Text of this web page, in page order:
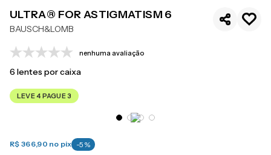
ULTRA® FOR ASTIGMATISM 6
BAUSCH&LOMB
nenhuma avaliação
6 lentes por caixa
LEVE 4 PAGUE 3
R$ 366,90 no pix -5 %